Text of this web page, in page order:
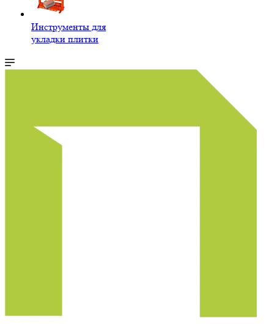
Инструменты для
укладки плитки